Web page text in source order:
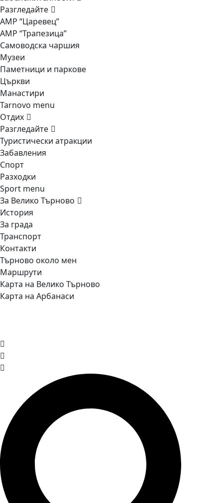
Разгледайте
АМР “Царевец”
АМР “Трапезица”
Самоводска чаршия
Музеи
Паметници и паркове
Църкви
Манастири
Tarnovo menu
Отдих
Разгледайте
Туристически атракции
Забавления
Спорт
Разходки
Sport menu
За Велико Търново
История
За града
Транспорт
Контакти
Търново около мен
Маршрути
Карта на Велико Търново
Карта на Арбанаси